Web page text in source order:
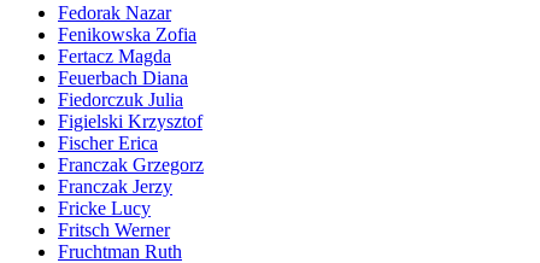
Fedorak Nazar
Fenikowska Zofia
Fertacz Magda
Feuerbach Diana
Fiedorczuk Julia
Figielski Krzysztof
Fischer Erica
Franczak Grzegorz
Franczak Jerzy
Fricke Lucy
Fritsch Werner
Fruchtman Ruth